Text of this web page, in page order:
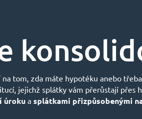
tom, zda máte hypotéku anebo
jejichž splátky vám přerůstají přes
úroku a splátkami přizpůsobenými